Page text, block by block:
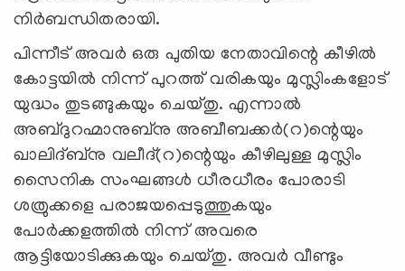
നിര്‍ബന്ധിതരായി.
പിന്നീട് അവര്‍ ഒരു പുതിയ നേതാവിന്റെ കീഴില്‍
കോട്ടയില്‍ നിന്ന് പുറത്ത് വരികയും മുസ്ലിംകളോട്
യുദ്ധം തുടങ്ങുകയും ചെയ്തു. എന്നാല്‍
അബ്ദുറഹ്മാനുബ്‌നു അബീബക്കര്‍(റ)ന്റെയും
ഖാലിദ്ബ്‌നു വലീദ്(റ)ന്റെയും കീഴിലുള്ള മുസ്ലിം
സൈനിക സംഘങ്ങള്‍ ധീരധീരം പോരാടി
ശത്രുക്കളെ പരാജയപ്പെടുത്തുകയും
പോര്‍ക്കളത്തില്‍ നിന്ന് അവരെ
ആട്ടിയോടിക്കുകയും ചെയ്തു. അവര്‍ വീണ്ടും